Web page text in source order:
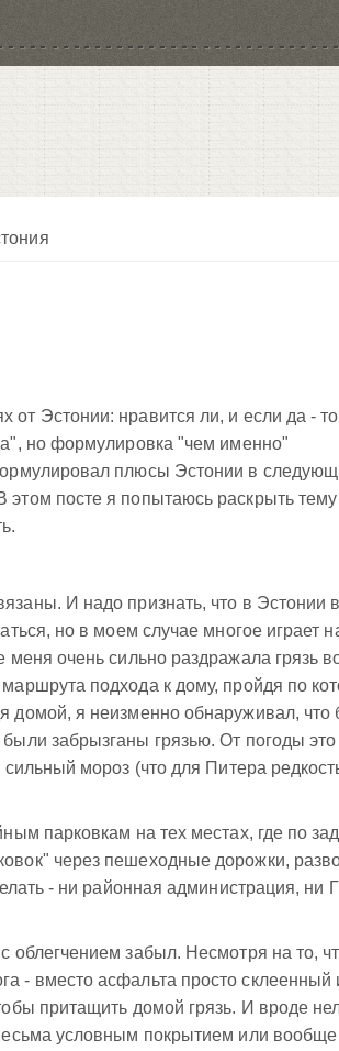
от Эстонии: нравится ли, и если да -
но формулировка "чем именно"
плюсы Эстонии в
этом посте я попытаюсь раскрыть
И надо признать, что в Эстонии
но в моем случае многое играет
очень сильно раздражала грязь
подхода к дому, пройдя по
я неизменно обнаруживал, что
забрызганы грязью. От погоды это
мороз (что для Питера
парковкам на тех местах, где по
через пешеходные дорожки,
- ни районная администрация, ни
облегчением забыл. Несмотря на то,
- вместо асфальта просто склеенный
притащить домой грязь. И вроде
условным покрытием или вообще